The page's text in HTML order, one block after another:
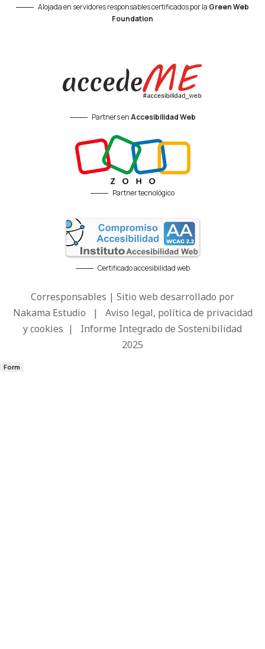
Alojada en servidores responsables certificados por la Green Web
Foundation
Partners enAccesibilidad Web
Partner tecnológico
Certificado accesibilidad web
Corresponsables | Sitio web desarrollado por
Nakama Estudio | Aviso legal, política de privacidad
y cookies | Informe Integrado de Sostenibilidad
2025
Form